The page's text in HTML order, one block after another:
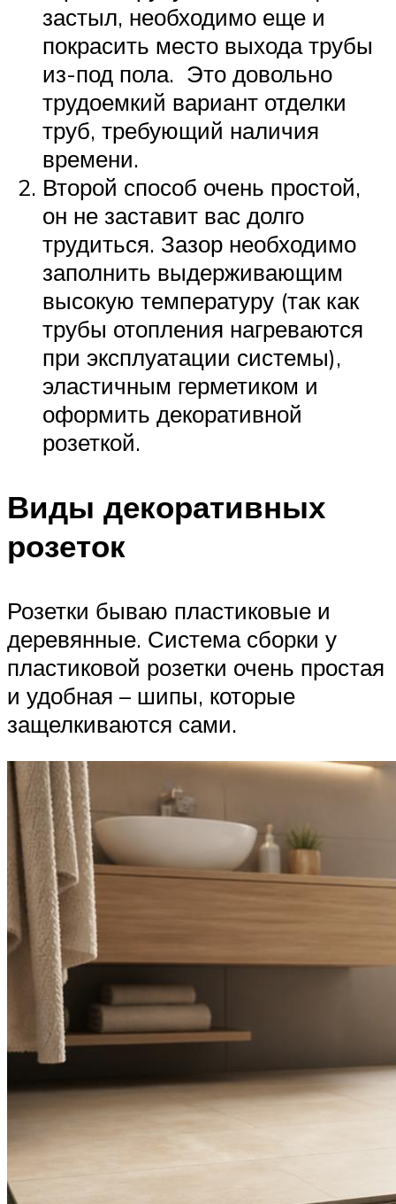
застыл, необходимо еще и
покрасить место выхода трубы
из-под пола. Это довольно
трудоемкий вариант отделки
труб, требующий наличия
времени.
Второй способ очень простой,
он не заставит вас долго
трудиться. Зазор необходимо
заполнить выдерживающим
высокую температуру (так как
трубы отопления нагреваются
при эксплуатации системы),
эластичным герметиком и
оформить декоративной
розеткой.
Виды декоративных
розеток
Розетки бываю пластиковые и
деревянные. Система сборки у
пластиковой розетки очень простая
и удобная – шипы, которые
защелкиваются сами.